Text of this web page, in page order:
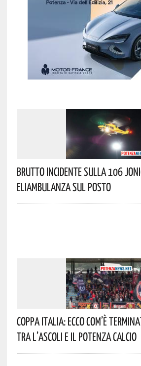
Brutto Incidente Sulla 106
Eliambulanza Sul Posto
Coppa Italia: Ecco Com’è
Tra L’Ascoli E Il Potenza Calcio